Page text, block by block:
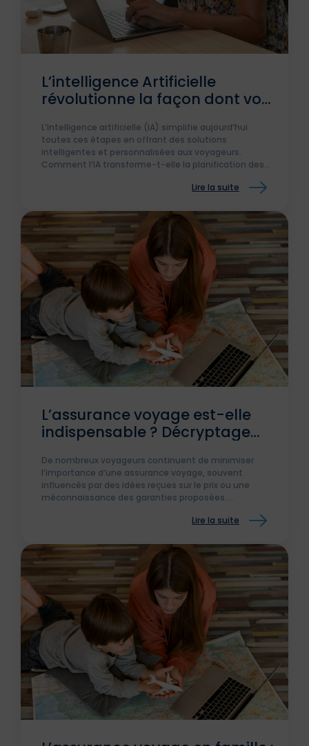
L’intelligence Artificielle
révolutionne la façon dont vous
L’intelligence artificielle (IA) simplifie aujourd’hui
toutes ces étapes en offrant des solutions
intelligentes et personnalisées aux voyageurs.
Comment l’IA transforme-t-elle la planification des
Lire la suite
L’assurance voyage est-elle
indispensable ? Décryptage
De nombreux voyageurs continuent de minimiser
l’importance d’une assurance voyage, souvent
influencés par des idées reçues sur le prix ou une
méconnaissance des garanties proposées.
Lire la suite